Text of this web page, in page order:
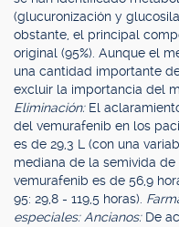
(glucuronización y
obstante, el principal
original (95%). Aunque el
una cantidad importante
excluir la importancia del
Eliminación: El
del vemurafenib en los
es de 29,3 L (con una
mediana de la semivida
vemurafenib es de 56,9
95: 29,8 - 119,5 horas).
especiales: Ancianos: De